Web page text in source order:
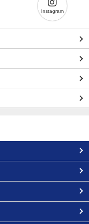
Instagram